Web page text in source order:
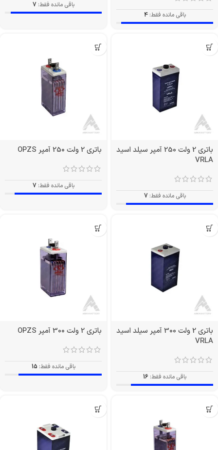
باقی مانده فقط: 4
باقی مانده فقط: 7
باتری 2 ولت 250 آمپر سیلد اسید
VRLA
باقی مانده فقط: 7
باتری 2 ولت 250 آمپر OPZS
باقی مانده فقط: 7
باتری 2 ولت 300 آمپر سیلد اسید
VRLA
باقی مانده فقط: 16
باتری 2 ولت 300 آمپر OPZS
باقی مانده فقط: 15